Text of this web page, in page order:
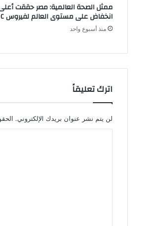
ممثل الصحة العالمية: مصر حققت
انخفاض على مستوى العالم لفيروس C
منذ أسبوع واحد
اترك تعليقاً
لن يتم نشر عنوان بريدك الإلكتروني.